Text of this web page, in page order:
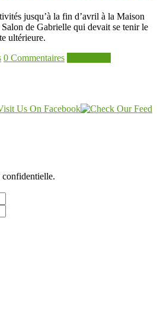
jusqu’à la fin d’avril à la Maison
de Gabrielle qui devait se tenir le
ultérieure.
0 Commentaires
confidentielle.